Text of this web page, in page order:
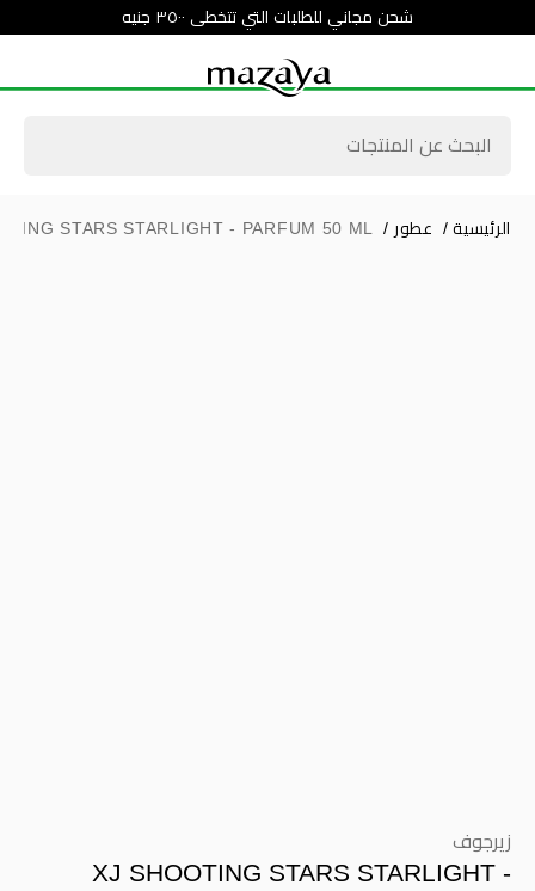
شحن مجاني للطلبات التي تتخطى ٣٥٠٠ جنيه
الرئيسية / عطور /
STARS STARLIGHT - PARFUM 50 ML
زيرجوف
XJ SHOOTING STARS STARLIGHT -